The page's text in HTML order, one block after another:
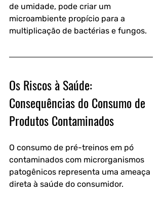
de umidade, pode criar um
microambiente propício para a
multiplicação de bactérias e fungos.
Os Riscos à Saúde:
Consequências do Consumo de
Produtos Contaminados
O consumo de pré-treinos em pó
contaminados com microrganismos
patogênicos representa uma ameaça
direta à saúde do consumidor.